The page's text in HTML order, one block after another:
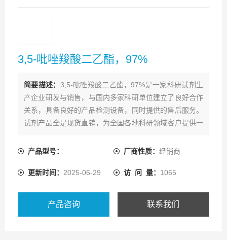
3,5-吡唑羧酸二乙酯，97%
简要描述： 3,5-吡唑羧酸二乙酯，97%是一家科研试剂生
产企业研发与销售，与国内多家科研单位建立了良好合作
关系，具备良好的产品检测设备，同时提供的售后服务。
试剂产品全是现货直销，为全国各地科研领域客户提供一
产品型号：
厂商性质： 经销商
更新时间： 2025-06-29 访 问 量： 1065
产品咨询 联系我们